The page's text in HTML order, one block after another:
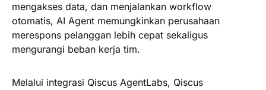
mengakses data, dan menjalankan workflow
otomatis, AI Agent memungkinkan perusahaan
merespons pelanggan lebih cepat sekaligus
mengurangi beban kerja tim.
Melalui integrasi Qiscus AgentLabs, Qiscus